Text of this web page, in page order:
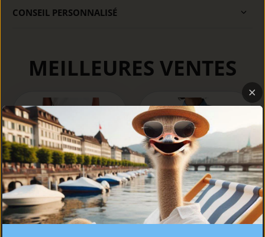
CONSEIL PERSONNALISÉ
MEILLEURES VENTES